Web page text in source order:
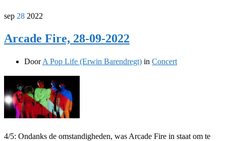
sep 28 2022
Arcade Fire, 28-09-2022
DoorA Pop Life (Erwin Barendregt) in Concert
4/5: Ondanks de omstandigheden, was Arcade Fire in staat om te